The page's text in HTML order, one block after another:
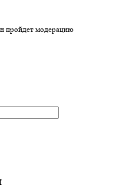
пройдет модерацию